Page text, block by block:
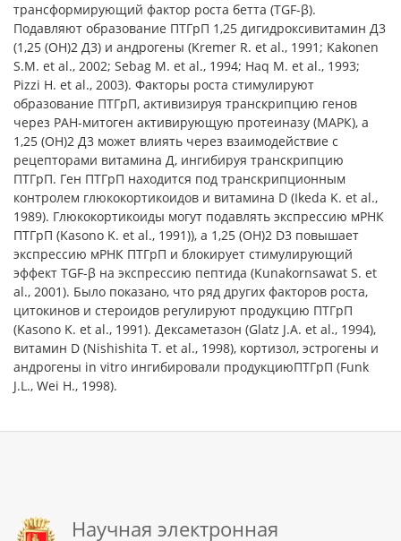
трансформирующий фактор роста бетта (TGF-β).
Подавляют образование ПТГрП 1,25 дигидроксивитамин Д3
(1,25 (ОН)2 Д3) и андрогены (Kremer R. et al., 1991; Kakonen
S.M. et al., 2002; Sebag M. et al., 1994; Haq M. et al., 1993;
Pizzi H. et al., 2003). Факторы роста стимулируют
образование ПТГрП, активизируя транскрипцию генов
через РАН-митоген активирующую протеиназу (МАРК), а
1,25 (ОН)2 Д3 может влиять через взаимодействие с
рецепторами витамина Д, ингибируя транскрипцию
ПТГрП. Ген ПТГрП находится под транскрипционным
контролем глюкокортикоидов и витаминa D (Ikeda K. et al.,
1989). Глюкокортикоиды могут подавлять экспрессию мРНК
ПТГрП (Kasono K. et al., 1991)), а 1,25 (ОН)2 D3 повышает
экспрессию мРНК ПТГрП и блокирует стимулирующий
эффект TGF-β на экспрессию пептида (Kunakornsawat S. et
al., 2001). Было показано, что ряд других факторов роста,
цитокинов и стероидов регулируют продукцию ПТГрП
(Kasono K. et al., 1991). Дексаметазон (Glatz J.A. et al., 1994),
витамин D (Nishishita T. et al., 1998), кортизол, эстрогены и
андрогены in vitro ингибировали продукциюПТГрП (Funk
J.L., Wei H., 1998).
Научная электронная